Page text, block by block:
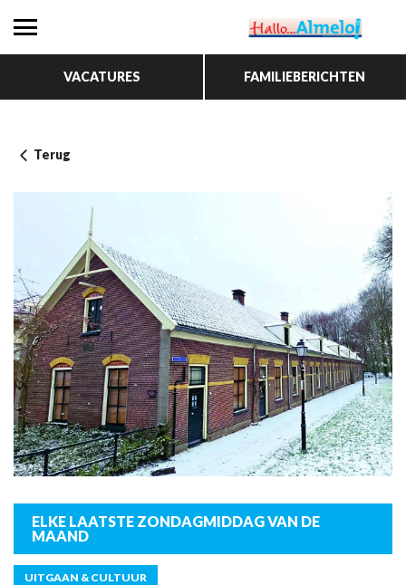
VACATURES FAMILIEBERICHTEN
Terug
ELKE LAATSTE ZONDAGMIDDAG VAN DE
MAAND
UITGAAN & CULTUUR